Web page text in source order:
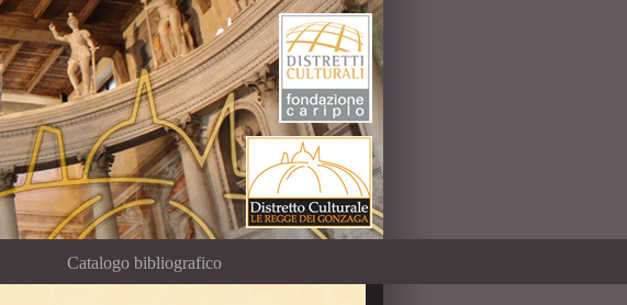
Catalogo bibliografico